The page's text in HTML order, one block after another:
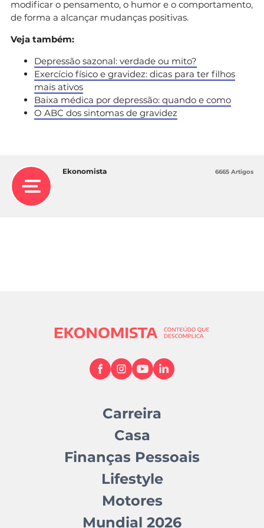
modificar o pensamento, o humor e o comportamento,
de forma a alcançar mudanças positivas.
Veja também:
Depressão sazonal: verdade ou mito?
Exercício físico e gravidez: dicas para ter filhos
mais ativos
Baixa médica por depressão: quando e como
O ABC dos sintomas de gravidez
Ekonomista 6665 Artigos
Carreira
Casa
Finanças Pessoais
Lifestyle
Motores
Mundial 2026